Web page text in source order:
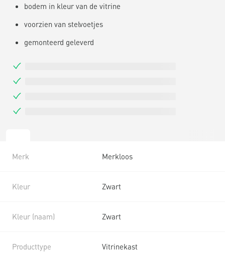
bodem in kleur van de vitrine
voorzien van stelvoetjes
gemonteerd geleverd
Merk Merkloos
Kleur Zwart
Kleur (naam) Zwart
Producttype Vitrinekast